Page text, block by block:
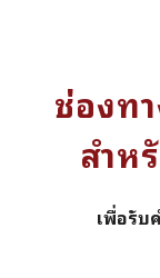
ช่องท
สำห
เพื่อรับ